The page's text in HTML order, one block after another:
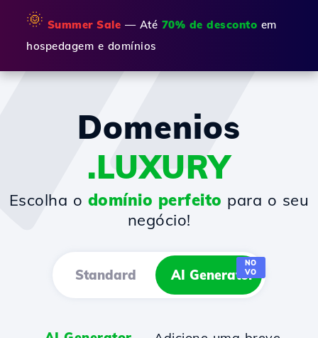
🌞 Summer Sale — Até 70% de desconto em
hospedagem e domínios
Domenios
.LUXURY
Escolha o domínio perfeito para o seu
negócio!
Standard AI Generator
NO
VO